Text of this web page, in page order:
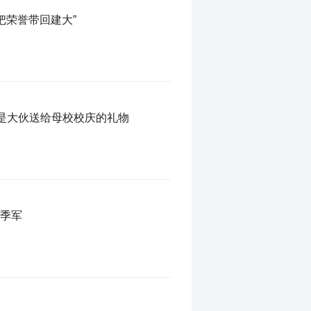
荣誉带回建大”
大伙送给母校校庆的礼物
军